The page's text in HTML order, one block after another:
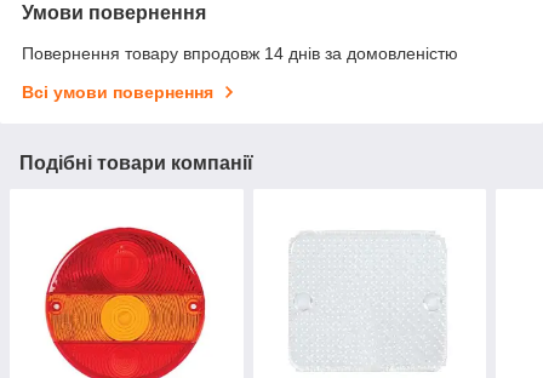
Умови повернення
Повернення товару впродовж 14 днів за домовленістю
Всі умови повернення
Подібні товари компанії